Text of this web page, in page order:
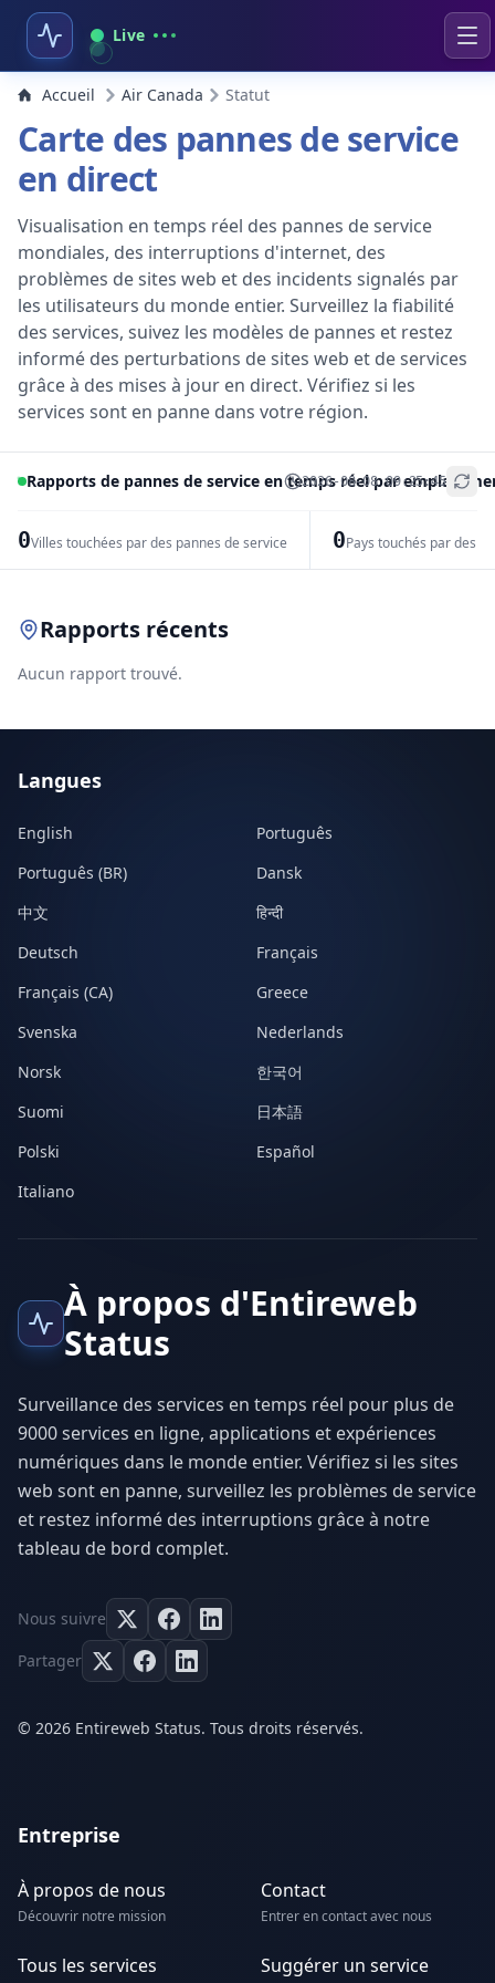
Live
Accueil Air Canada Statut
Carte des pannes de service
en direct
Visualisation en temps réel des pannes de service
mondiales, des interruptions d'internet, des
problèmes de sites web et des incidents signalés par
les utilisateurs du monde entier. Surveillez la fiabilité
des services, suivez les modèles de pannes et restez
informé des perturbations de sites web et de services
grâce à des mises à jour en direct. Vérifiez si les
services sont en panne dans votre région.
Rapports de pannes de service en temps réel par
2026-08-08 09:25:45
0Villes touchées par des pannes de service 0Pays touchés par des
+
Rapports récents
Aucun rapport trouvé.
Langues
English
Português
Português (BR)
Dansk
中文
हिन्दी
Deutsch
Français
Français (CA)
Greece
Svenska
Nederlands
Norsk
한국어
Suomi
日本語
Polski
Español
Italiano
À propos d'Entireweb
Status
Surveillance des services en temps réel pour plus de
9000 services en ligne, applications et expériences
numériques dans le monde entier. Vérifiez si les sites
web sont en panne, surveillez les problèmes de service
et restez informé des interruptions grâce à notre
tableau de bord complet.
Nous suivre
Partager
© 2026 Entireweb Status. Tous droits réservés.
Entreprise
À propos de nous
Découvrir notre mission
Contact
Entrer en contact avec nous
Tous les services Suggérer un service